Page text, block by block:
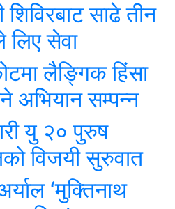
शिविरबाट साढे तीन
लिए सेवा
लैङ्गिक हिंसा
अभियान सम्पन्न
यु २० पुरुष
विजयी सुरुवात
‘मुक्तिनाथ